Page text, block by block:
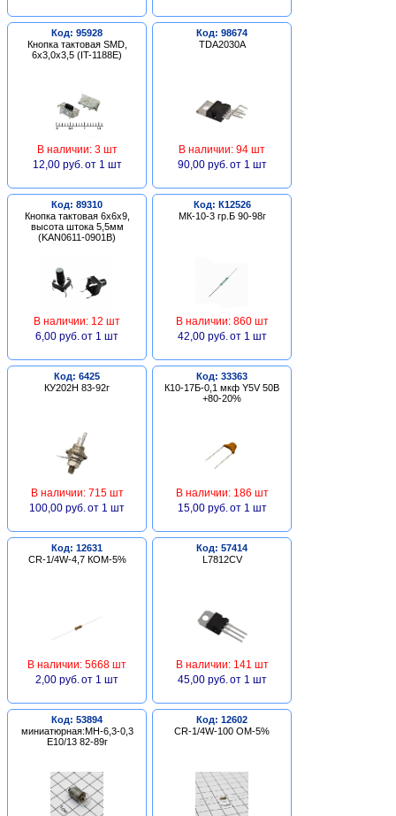
Код: 95928
Кнопка тактовая SMD,
6х3,0х3,5 (IT-1188E)
В наличии: 3 шт
12,00 руб. от 1 шт
Код: 98674
TDA2030A
В наличии: 94 шт
90,00 руб. от 1 шт
Код: 89310
Кнопка тактовая 6х6х9,
высота штока 5,5мм
(KAN0611-0901B)
В наличии: 12 шт
6,00 руб. от 1 шт
Код: К12526
МК-10-3 гр.Б 90-98г
В наличии: 860 шт
42,00 руб. от 1 шт
Код: 6425
КУ202Н 83-92г
В наличии: 715 шт
100,00 руб. от 1 шт
Код: 33363
К10-17Б-0,1 мкф Y5V 50В
+80-20%
В наличии: 186 шт
15,00 руб. от 1 шт
Код: 12631
CR-1/4W-4,7 КОМ-5%
В наличии: 5668 шт
2,00 руб. от 1 шт
Код: 57414
L7812CV
В наличии: 141 шт
45,00 руб. от 1 шт
Код: 53894
миниатюрная:МН-6,3-0,3
Е10/13 82-89г
Код: 12602
CR-1/4W-100 ОМ-5%